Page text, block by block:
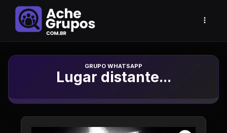
Grupo de Whatsapp
Lugar distante...